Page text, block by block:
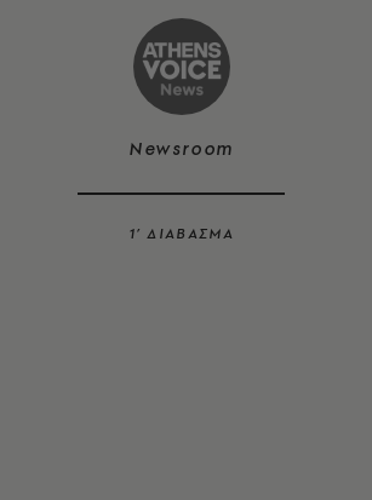
Newsroom
1’ ΔΙΑΒΑΣΜΑ